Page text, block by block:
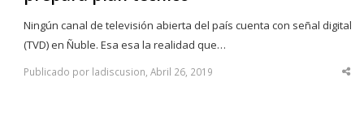
Ningún canal de televisión abierta del país cuenta con señal digital
(TVD) en Ñuble. Esa esa la realidad que…
Publicado por ladiscusion, Abril 26, 2019